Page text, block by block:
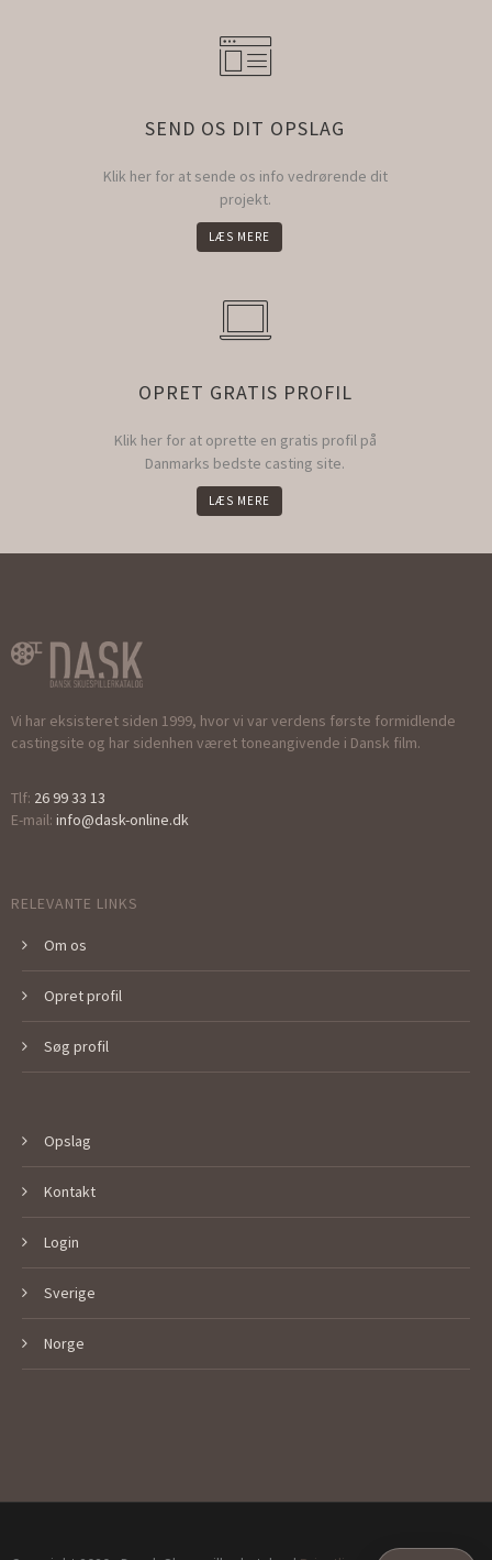
SEND OS DIT OPSLAG
Klik her for at sende os info vedrørende dit
projekt.
LÆS MERE
OPRET GRATIS PROFIL
Klik her for at oprette en gratis profil på
Danmarks bedste casting site.
LÆS MERE
Vi har eksisteret siden 1999, hvor vi var verdens første formidlende
castingsite og har sidenhen været toneangivende i Dansk film.
Tlf: 26 99 33 13
E-mail: info@dask-online.dk
RELEVANTE LINKS
Om os
Opret profil
Søg profil
Opslag
Kontakt
Login
Sverige
Norge